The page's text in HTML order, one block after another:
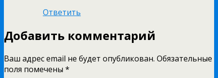
Ответить
Добавить комментарий
Ваш адрес email не будет опубликован. Обязательные
поля помечены *